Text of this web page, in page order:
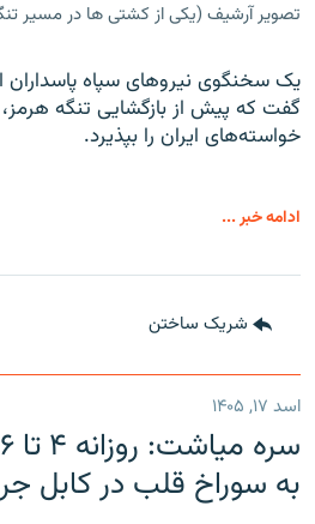
تصویر آرشیف (یکی از کشتی ها در مسیر
یک سخنگوی نیروهای سپاه پاسداران
گفت که پیش از بازگشایی تنگه هرمز،
خواسته‌های ایران را بپذیرد.
ادامه خبر ...
شریک ساختن
اسد ۱۷, ۱۴۰۵
به سوراخ قلب در کابل